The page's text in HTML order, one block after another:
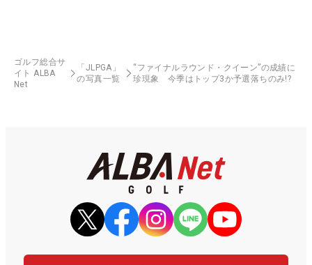
ゴルフ総合サ
イト ALBA
Net
「JLPGA」
の写真一覧
“ファイナルラウンド・クイーン”の成績に
珍現象 今季はトップ3か予選落ちのみ!?